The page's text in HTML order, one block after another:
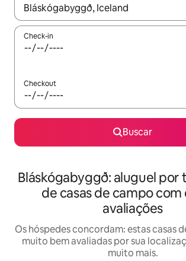
Quando os resultados estiverem
Check-in
Checkout
Buscar
Bláskógabyggð: aluguel por
de casas de campo
avaliações
Os hóspedes concordam: estas casas
muito bem avaliadas por sua
muito mais.